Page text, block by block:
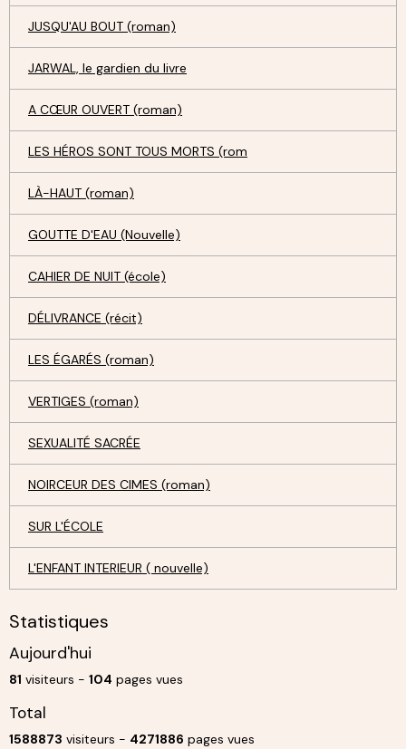
JUSQU'AU BOUT (roman)
JARWAL, le gardien du livre
A CŒUR OUVERT (roman)
LES HÉROS SONT TOUS MORTS (rom
LÀ-HAUT (roman)
GOUTTE D'EAU (Nouvelle)
CAHIER DE NUIT (école)
DÉLIVRANCE (récit)
LES ÉGARÉS (roman)
VERTIGES (roman)
SEXUALITÉ SACRÉE
NOIRCEUR DES CIMES (roman)
SUR L'ÉCOLE
L'ENFANT INTERIEUR ( nouvelle)
Statistiques
Aujourd'hui
81 visiteurs - 104 pages vues
Total
1588873 visiteurs - 4271886 pages vues